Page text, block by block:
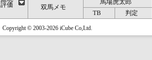
評価
双馬メモ
馬場虎太郎
TB
判定
Copyright © 2003-2026 iCube Co,Ltd.